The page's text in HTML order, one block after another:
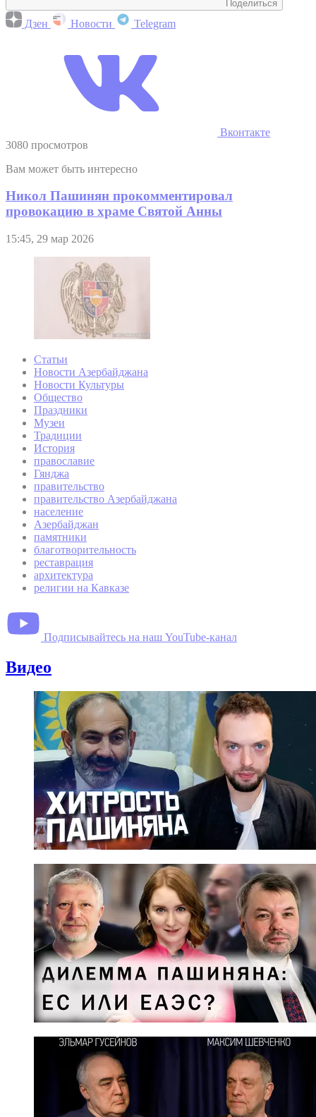
Поделиться
Дзен Новости Telegram
Вконтакте
3080 просмотров
Вам может быть интересно
Никол Пашинян прокомментировал
провокацию в храме Святой Анны
15:45, 29 мар 2026
Статьи
Новости Азербайджана
Новости Культуры
Общество
Праздники
Музеи
Традиции
История
православие
Гянджа
правительство
правительство Азербайджана
население
Азербайджан
памятники
благотворительность
реставрация
архитектура
религии на Кавказе
Подписывайтесь на наш YouTube-канал
Видео